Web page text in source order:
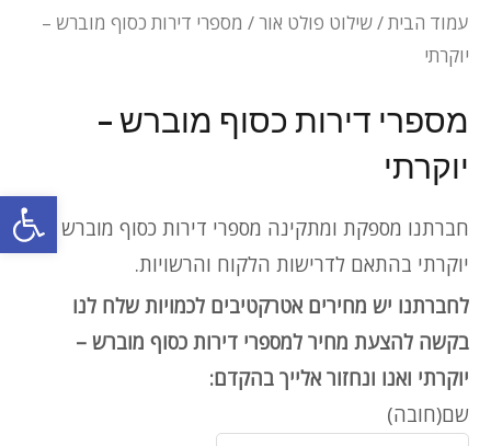
פתח
עמוד הבית/שילוט פולט אור/ מספרי דירות כסוף מוברש –
יוקרתי
מספרי דירות כסוף מוברש –
יוקרתי
חברתנו מספקת ומתקינה מספרי דירות כסוף מוברש –
יוקרתי בהתאם לדרישות הלקוח והרשויות.
לחברתנו יש מחירים אטרקטיבים לכמויות שלח לנו
בקשה להצעת מחיר למספרי דירות כסוף מוברש –
יוקרתי ואנו ונחזור אלייך בהקדם:
שם(חובה)